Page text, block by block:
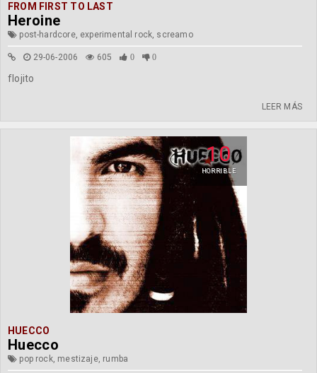
FROM FIRST TO LAST
Heroine
post-hardcore, experimental rock, screamo
29-06-2006 605 0 0
flojito
LEER MÁS
10
HORRIBLE
HUECCO
Huecco
pop rock, mestizaje, rumba